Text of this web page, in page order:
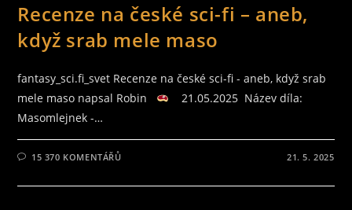
Recenze na české sci-fi – aneb,
když srab mele maso
fantasy_sci.fi_svet Recenze na české sci-fi - aneb, když srab
mele maso napsal Robin
21.05.2025 Název díla:
Masomlejnek -…
15 370 KOMENTÁŘŮ 21. 5. 2025